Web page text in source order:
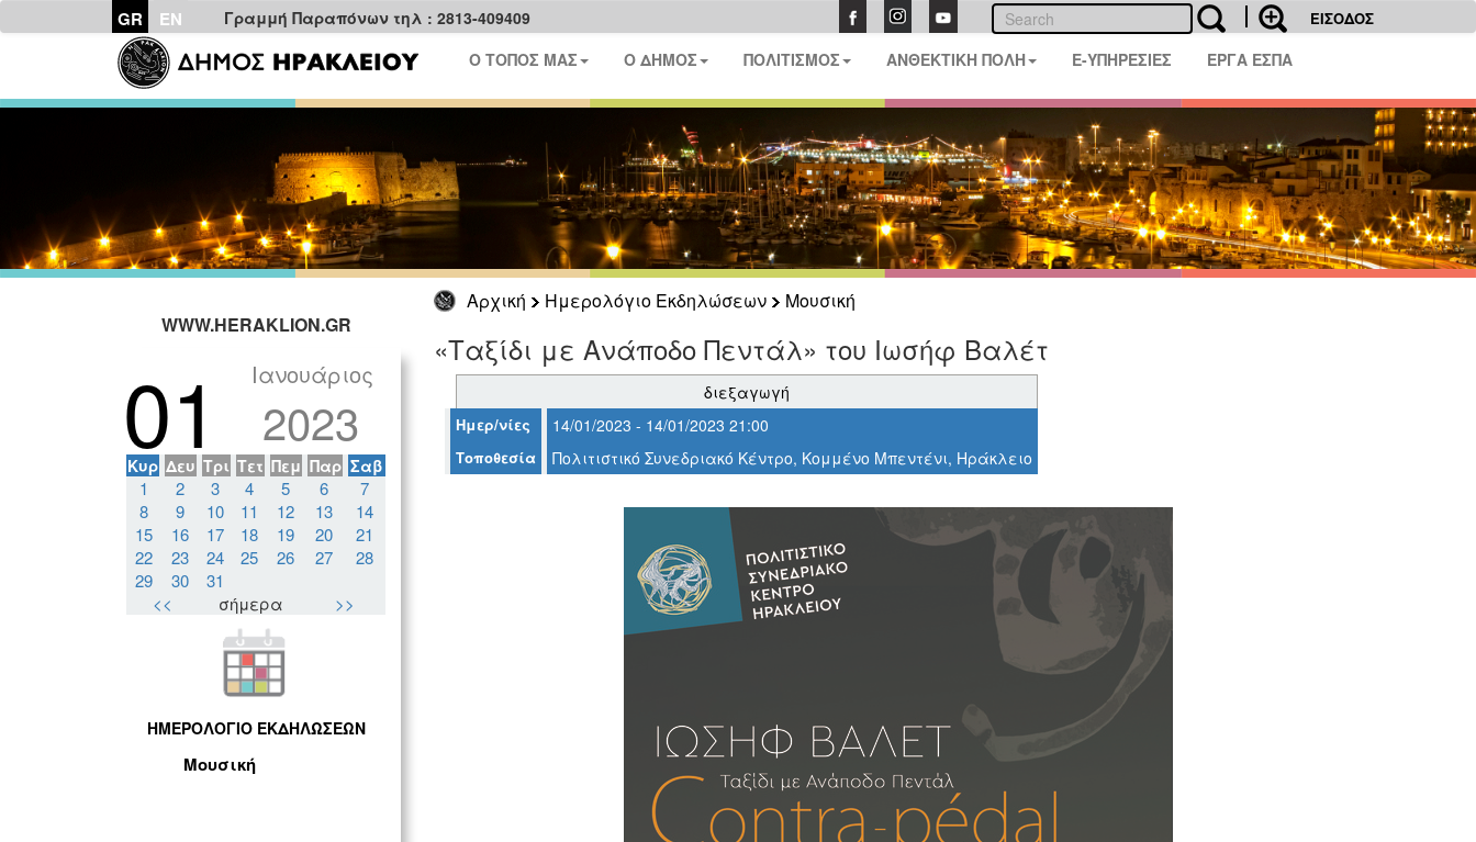
GR EN Γραμμή Παραπόνων τηλ : 2813-409409 ΕΙΣΟΔΟΣ
Ο ΤΟΠΟΣ ΜΑΣ Ο ΔΗΜΟΣ ΠΟΛΙΤΙΣΜΟΣ ΑΝΘΕΚΤΙΚΗ ΠΟΛΗ E-ΥΠΗΡΕΣΙΕΣ ΕΡΓΑ ΕΣΠΑ
Αρχική Ημερολόγιο Εκδηλώσεων
Μουσική
WWW.HERAKLION.GR
01 Ιανουάριος
2023
Κυρ Δευ Τρι Τετ Πεμ Παρ Σαβ
1 2 3 4 5 6
7
8
9 10 11 12 13
14
15
16 17 18 19 20
21
22
23 24 25 26 27
28
29
30
31
<<
σήμερα >>
ΗΜΕΡΟΛΟΓΙΟ ΕΚΔΗΛΩΣΕΩΝ
Μουσική
«Ταξίδι με Ανάποδο Πεντάλ» του Ιωσήφ Βαλέτ
διεξαγωγή
Ημερ/νίες 14/01/2023 - 14/01/2023 21:00
Τοποθεσία Πολιτιστικό Συνεδριακό Κέντρο, Κομμένο Μπεντένι, Ηράκλειο